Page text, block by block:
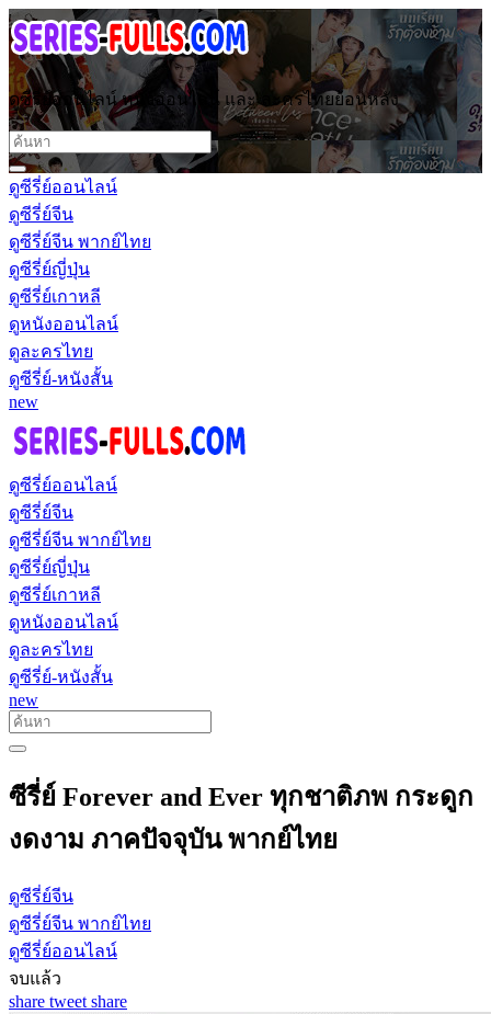
ดูซีรี่ย์ออนไลน์ หนังออนไลน์ และ ละครไทยย้อนหลัง
ดูซีรี่ย์ออนไลน์
ดูซีรี่ย์จีน
ดูซีรี่ย์จีน พากย์ไทย
ดูซีรี่ย์ญี่ปุ่น
ดูซีรี่ย์เกาหลี
ดูหนังออนไลน์
ดูละครไทย
ดูซีรี่ย์-หนังสั้น
new
ดูซีรี่ย์ออนไลน์
ดูซีรี่ย์จีน
ดูซีรี่ย์จีน พากย์ไทย
ดูซีรี่ย์ญี่ปุ่น
ดูซีรี่ย์เกาหลี
ดูหนังออนไลน์
ดูละครไทย
ดูซีรี่ย์-หนังสั้น
new
ซีรี่ย์ Forever and Ever ทุกชาติภพ กระดูก
งดงาม ภาคปัจจุบัน พากย์ไทย
ดูซีรี่ย์จีน
ดูซีรี่ย์จีน พากย์ไทย
ดูซีรี่ย์ออนไลน์
จบแล้ว
share tweet share